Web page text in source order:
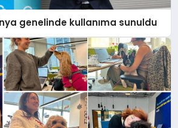
genelinde kullanıma sunuldu